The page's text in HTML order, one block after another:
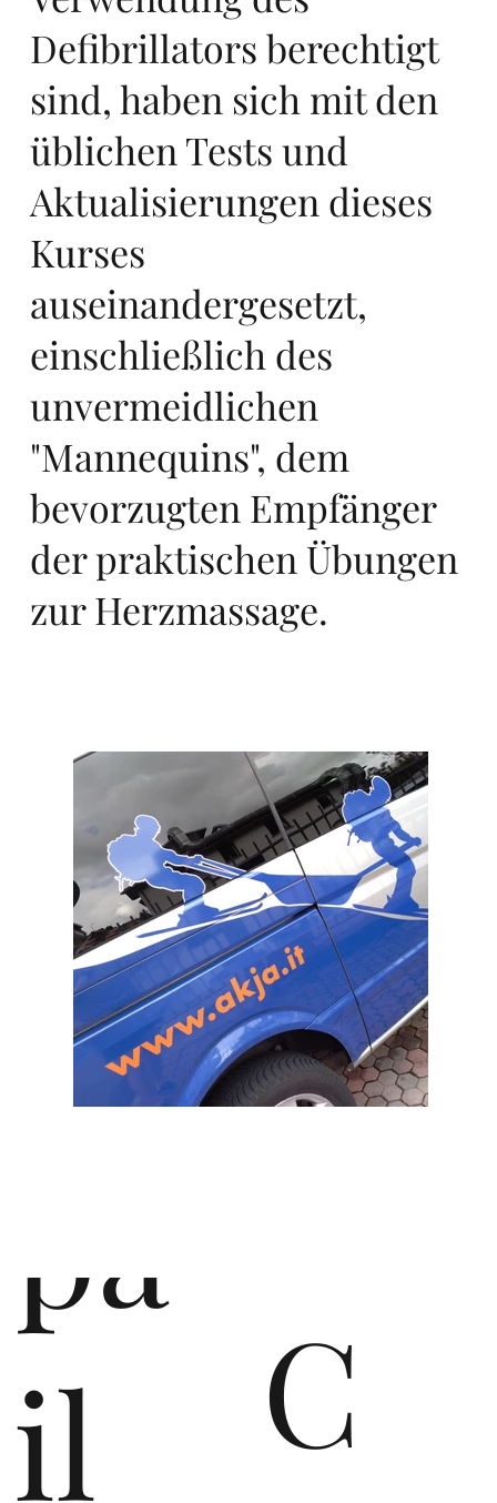
Defibrillators berechtigt
sind, haben sich mit den
üblichen Tests und
Aktualisierungen dieses
Kurses
auseinandergesetzt,
einschließlich des
unvermeidlichen
"Mannequins", dem
bevorzugten Empfänger
der praktischen Übungen
zur Herzmassage.
C
pa,
ini
zia
e
svi
lup
pa
il